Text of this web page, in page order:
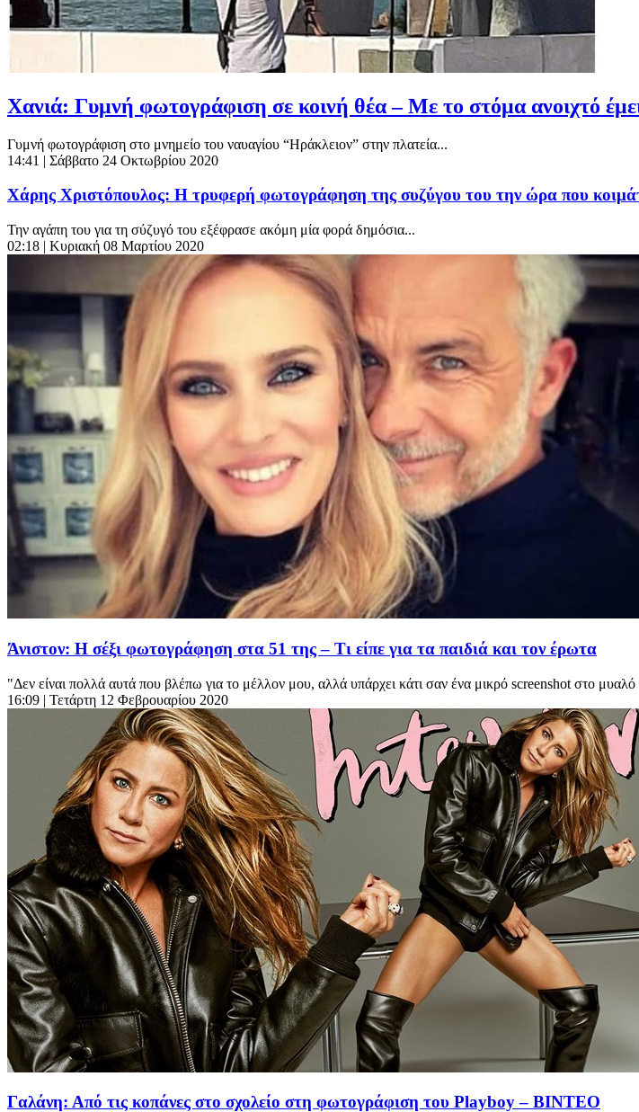
Χανιά: Γυμνή φωτογράφιση σε κοινή θέα – Με το στόμα ανοιχτό
Γυμνή φωτογράφιση στο μνημείο του ναυαγίου “Ηράκλειον” στην πλατεία...
14:41 | Σάββατο 24 Οκτωβρίου 2020
Χάρης Χριστόπουλος: Η τρυφερή φωτογράφηση της συζύγου του την ώρα που
Την αγάπη του για τη σύζυγό του εξέφρασε ακόμη μία φορά δημόσια...
02:18 | Κυριακή 08 Μαρτίου 2020
Άνιστον: Η σέξι φωτογράφηση στα 51 της – Τι είπε για τα παιδιά και τον έρωτα
"Δεν είναι πολλά αυτά που βλέπω για το μέλλον μου, αλλά υπάρχει κάτι σαν ένα μικρό screenshot στο
16:09 | Τετάρτη 12 Φεβρουαρίου 2020
Γαλάνη: Από τις κοπάνες στο σχολείο στη φωτογράφιση του Playboy – ΒΙΝΤΕΟ